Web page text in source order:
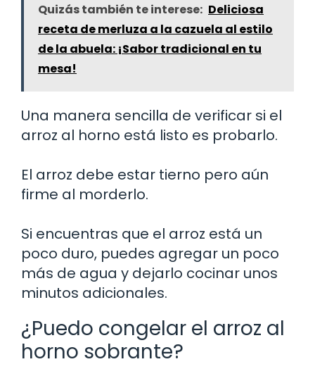
Quizás también te interese: Deliciosa
receta de merluza a la cazuela al estilo
de la abuela: ¡Sabor tradicional en tu
mesa!
Una manera sencilla de verificar si el
arroz al horno está listo es probarlo.
El arroz debe estar tierno pero aún
firme al morderlo.
Si encuentras que el arroz está un
poco duro, puedes agregar un poco
más de agua y dejarlo cocinar unos
minutos adicionales.
¿Puedo congelar el arroz al
horno sobrante?